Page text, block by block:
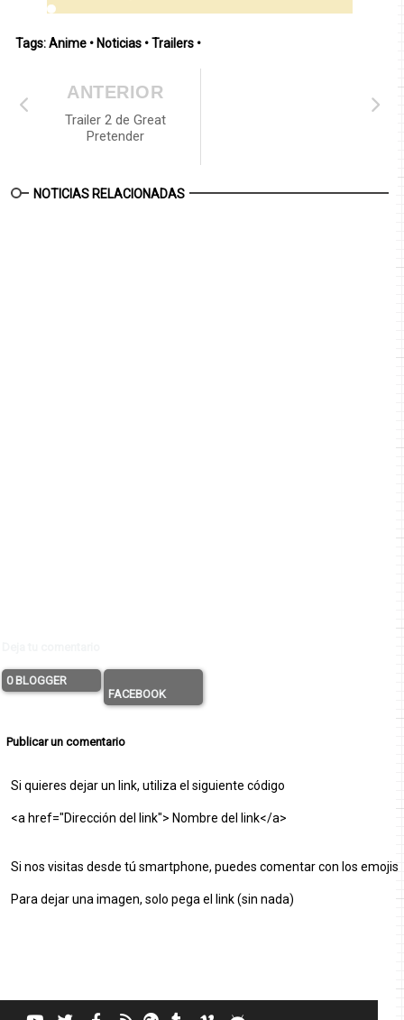
Tags:Anime • Noticias •Trailers •
ANTERIOR
Trailer 2 de Great
Pretender
NOTICIAS RELACIONADAS
0 BLOGGER
FACEBOOK
Publicar un comentario
Si quieres dejar un link, utiliza el siguiente código
<a href="Dirección del link"> Nombre del link</a>
Si nos visitas desde tú smartphone, puedes comentar con los emojis
Para dejar una imagen, solo pega el link (sin nada)